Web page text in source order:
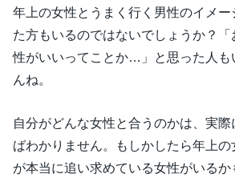
年上の女性とうまく行く男性のイメー
た方もいるのではないでしょうか？
性がいいってことか…」と思った人も
んね。
自分がどんな女性と合うのかは、実
ばわかりません。もしかしたら年上
が本当に追い求めている女性がいる